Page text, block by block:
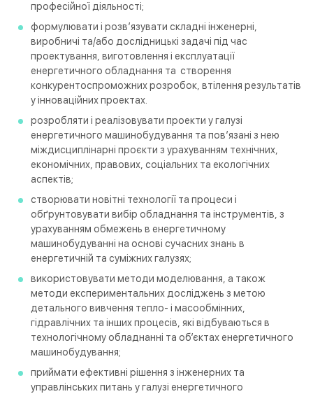
професійної діяльності;
формулювати і розв’язувати складні інженерні,
виробничі та/або дослідницькі задачі під час
проектування, виготовлення і експлуатації
енергетичного обладнання та створення
конкурентоспроможних розробок, втілення результатів
у інноваційних проектах.
розробляти і реалізовувати проекти у галузі
енергетичного машинобудування та пов’язані з нею
міждисциплінарні проєкти з урахуванням технічних,
економічних, правових, соціальних та екологічних
аспектів;
створювати новітні технології та процеси і
обґрунтовувати вибір обладнання та інструментів, з
урахуванням обмежень в енергетичному
машинобудуванні на основі сучасних знань в
енергетичній та суміжних галузях;
використовувати методи моделювання, а також
методи експериментальних досліджень з метою
детального вивчення тепло- і масообмінних,
гідравлічних та інших процесів, які відбуваються в
технологічному обладнанні та об’єктах енергетичного
машинобудування;
приймати ефективні рішення з інженерних та
управлінських питань у галузі енергетичного